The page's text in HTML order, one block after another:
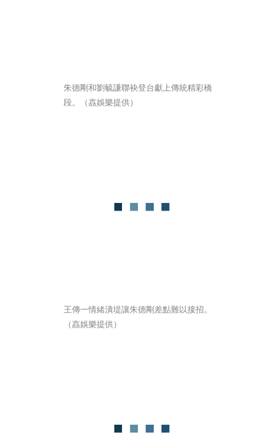
朱德剛和劉毓謙聯袂登台獻上傳統精彩橋
段。（嚞娛樂提供）
王傳一情緒潰堤讓朱德剛差點難以接招。
（嚞娛樂提供）